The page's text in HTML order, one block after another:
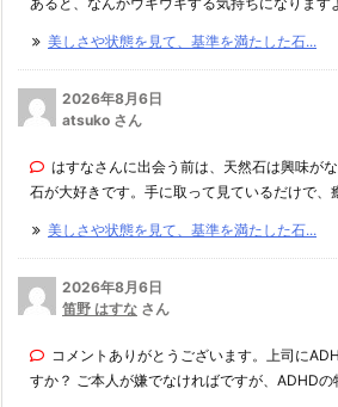
美しさや状態を見て、基準を満たした石...
2026年8月6日
atsuko さん
はすなさんに出会う前は、天然石は興味が
石が大好きです。手に取って見ているだけで、
美しさや状態を見て、基準を満たした石...
2026年8月6日
笛野 はすな さん
コメントありがとうございます。上司に
すか？ ご本人が嫌でなければですが、ADHDの